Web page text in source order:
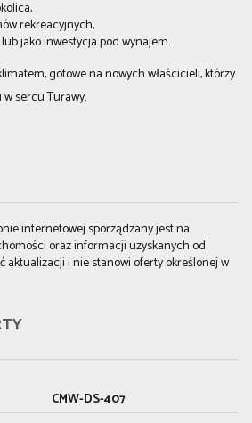
rekreacyjnych,
jako inwestycja pod wynajem.
gotowe na nowych właścicieli, którzy
sercu Turawy.
internetowej sporządzany jest na
oraz informacji uzyskanych od
aktualizacji i nie stanowi oferty określonej w
CMW-DS-407